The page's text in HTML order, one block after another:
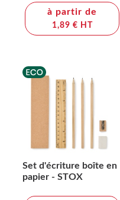
marque-page -
marquage à chaud 360°
1 couleur sur le crayon)
à partir de
1,89 € HT
Set d'écriture boîte en
papier - STOX